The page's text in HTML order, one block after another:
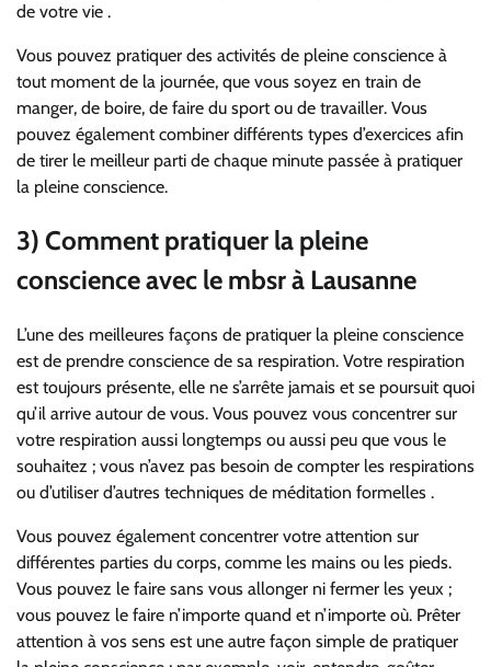
de votre vie .
Vous pouvez pratiquer des activités de pleine conscience à
tout moment de la journée, que vous soyez en train de
manger, de boire, de faire du sport ou de travailler. Vous
pouvez également combiner différents types d’exercices afin
de tirer le meilleur parti de chaque minute passée à pratiquer
la pleine conscience.
3) Comment pratiquer la pleine
conscience avec le mbsr à Lausanne
L’une des meilleures façons de pratiquer la pleine conscience
est de prendre conscience de sa respiration. Votre respiration
est toujours présente, elle ne s’arrête jamais et se poursuit quoi
qu’il arrive autour de vous. Vous pouvez vous concentrer sur
votre respiration aussi longtemps ou aussi peu que vous le
souhaitez ; vous n’avez pas besoin de compter les respirations
ou d’utiliser d’autres techniques de méditation formelles .
Vous pouvez également concentrer votre attention sur
différentes parties du corps, comme les mains ou les pieds.
Vous pouvez le faire sans vous allonger ni fermer les yeux ;
vous pouvez le faire n’importe quand et n’importe où. Prêter
attention à vos sens est une autre façon simple de pratiquer